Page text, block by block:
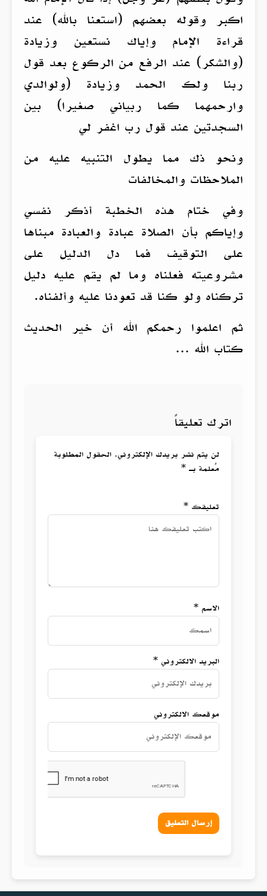
اكبر وقوله بعضهم (استعنا بالله) عند
قراءة الإمام وإياك نستعين وزيادة
(والشكر) عند الرفع من الركوع بعد قول
ربنا ولك الحمد وزيادة (ولوالدي
وارحمهما كما ربياني صغيرا) بين
السجدتين عند قول رب اغفر لي
ونحو ذك مما يطول التنبيه عليه من
الملاحظات والمخالفات
وفي ختام هذه الخطبة أذكر نفسي
وإياكم بأن الصلاة عبادة والعبادة مبناها
على التوقيف فما دل الدليل على
مشروعيته فعلناه وما لم يقم عليه دليل
تركناه ولو كنا قد تعودنا عليه وألفناه.
ثم اعلموا رحمكم الله أن خير الحديث
كتاب الله …
اترك تعليقاً
لن يتم نشر بريدك الإلكتروني. الحقول المطلوبة
مُعلمة بـ *
تعليقك *
الاسم *
البريد الالكتروني *
موقعك الالكتروني
إرسال التعليق